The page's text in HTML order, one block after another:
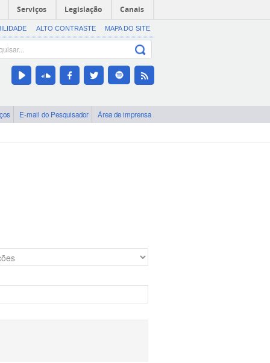
Serviços Legislação Canais
ALTO CONTRASTE MAPA DO SITE
E-mail do Pesquisador Área de imprensa